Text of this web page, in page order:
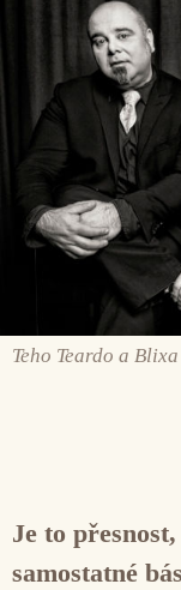
Teho Teardo a
Je to
samostatné